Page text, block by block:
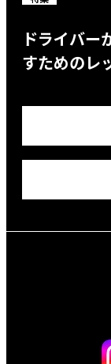
ドライバー
すためのレ